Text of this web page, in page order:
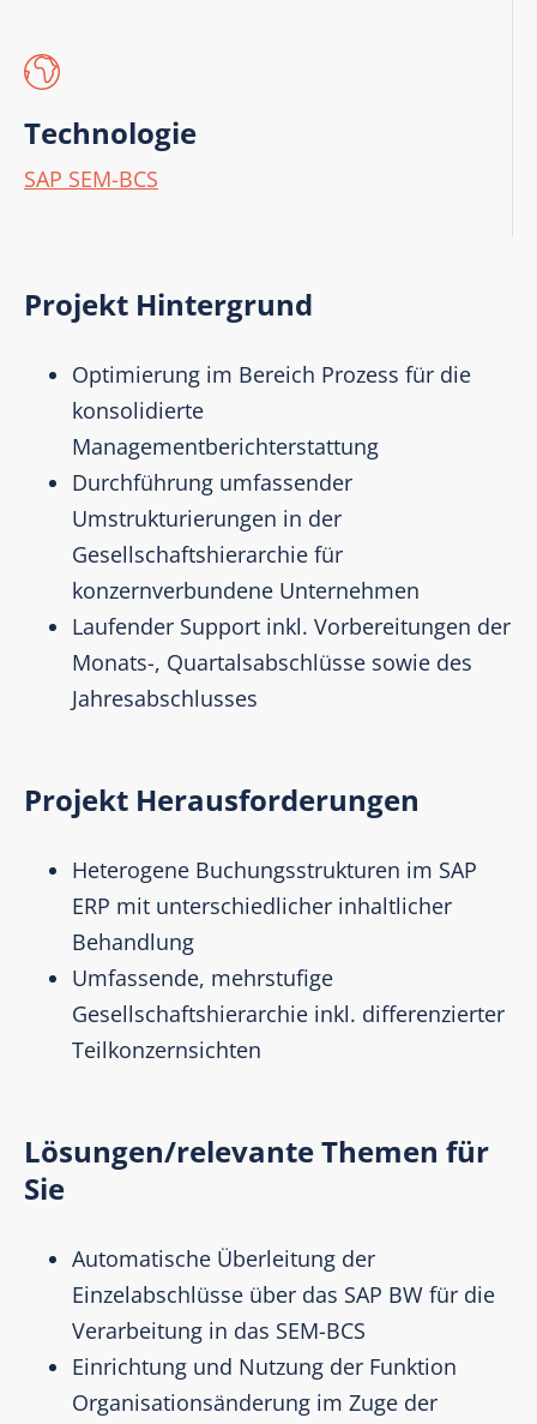
Technologie
SAP SEM-BCS
Projekt Hintergrund
Optimierung im Bereich Prozess für die
konsolidierte
Managementberichterstattung
Durchführung umfassender
Umstrukturierungen in der
Gesellschaftshierarchie für
konzernverbundene Unternehmen
Laufender Support inkl. Vorbereitungen der
Monats-, Quartalsabschlüsse sowie des
Jahresabschlusses
Projekt Herausforderungen
Heterogene Buchungsstrukturen im SAP
ERP mit unterschiedlicher inhaltlicher
Behandlung
Umfassende, mehrstufige
Gesellschaftshierarchie inkl. differenzierter
Teilkonzernsichten
Lösungen/relevante Themen für
Sie
Automatische Überleitung der
Einzelabschlüsse über das SAP BW für die
Verarbeitung in das SEM-BCS
Einrichtung und Nutzung der Funktion
Organisationsänderung im Zuge der